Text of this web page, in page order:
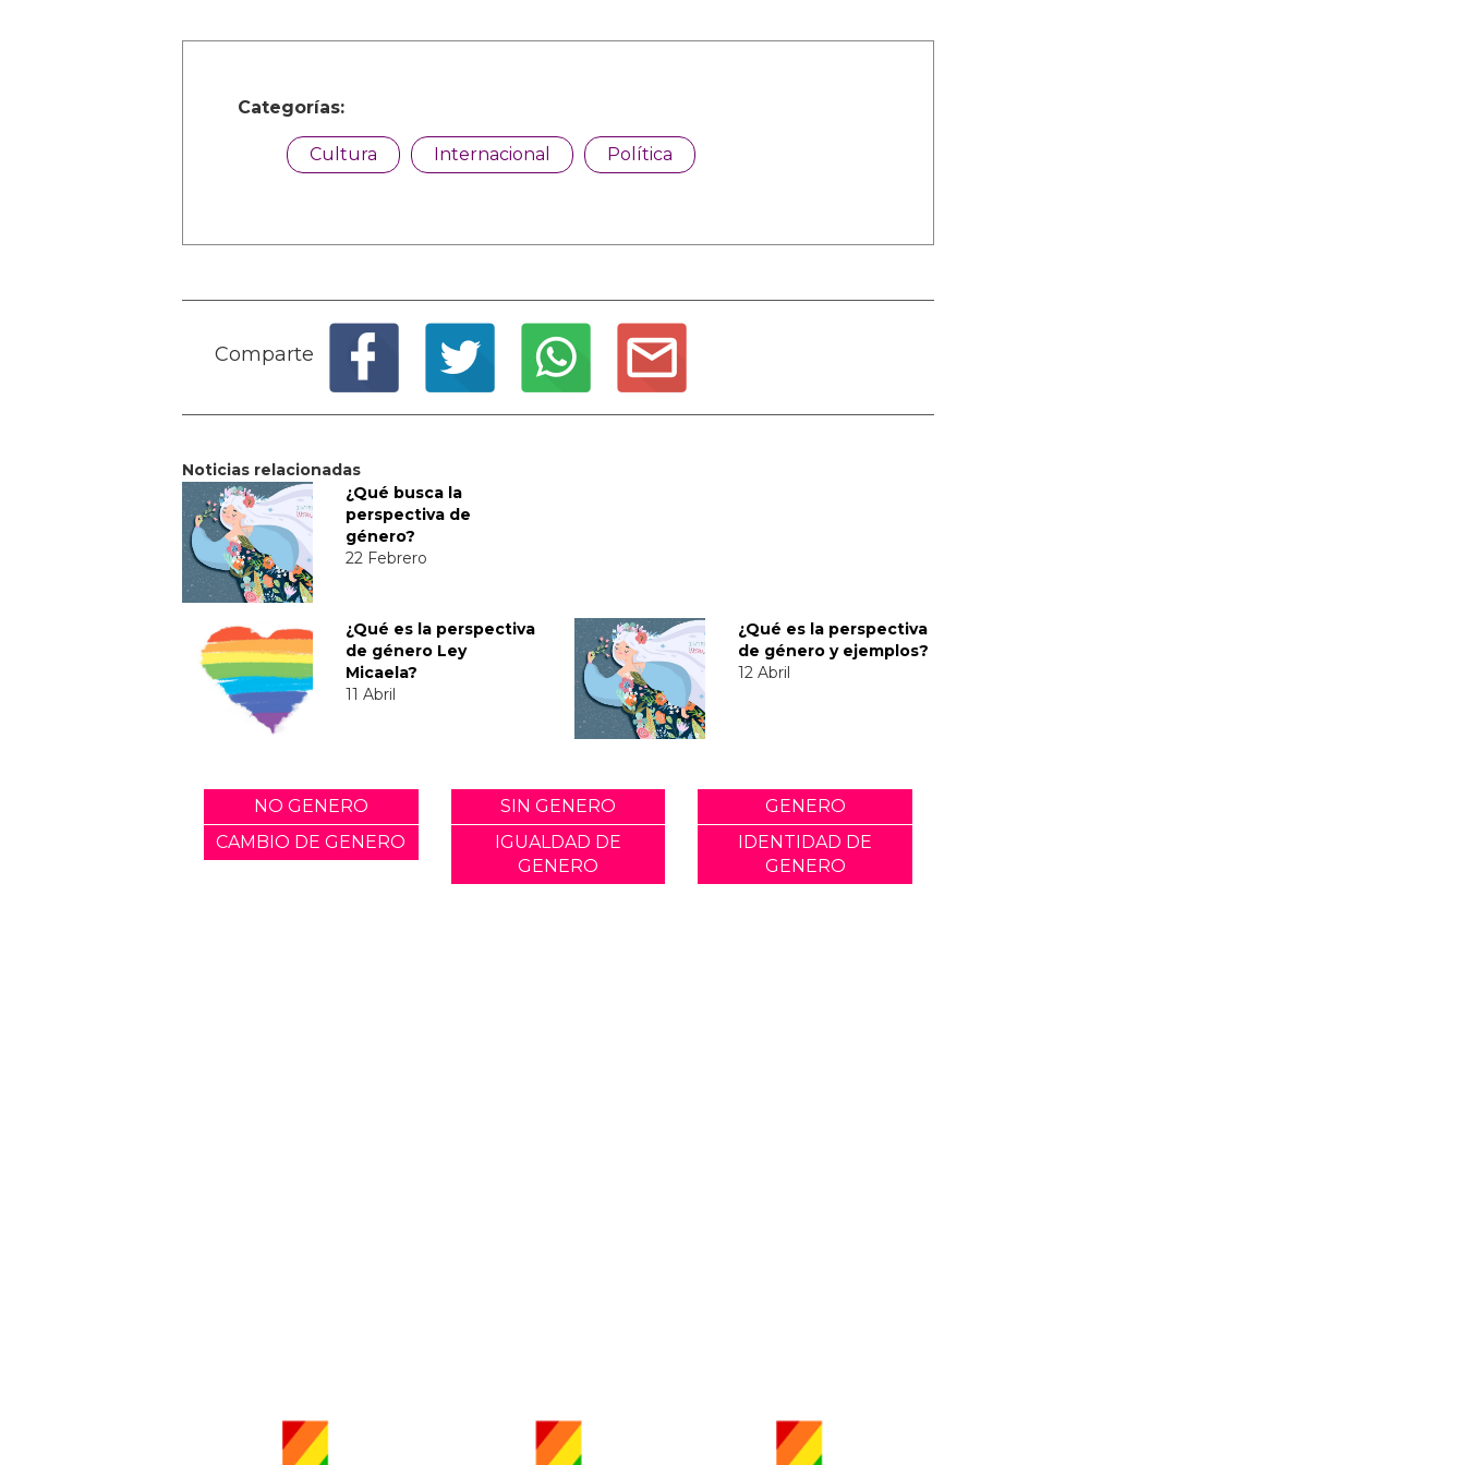
Categorías:
Cultura Internacional Política
Comparte
Noticias relacionadas
¿Qué busca la
perspectiva de
género?
22 Febrero
¿Qué es la perspectiva
de género Ley
Micaela?
11 Abril
¿Qué es la perspectiva
de género y ejemplos?
12 Abril
NO GENERO SIN GENERO
GENERO
CAMBIO DE GENERO
IGUALDAD DE
GENERO
IDENTIDAD DE
GENERO